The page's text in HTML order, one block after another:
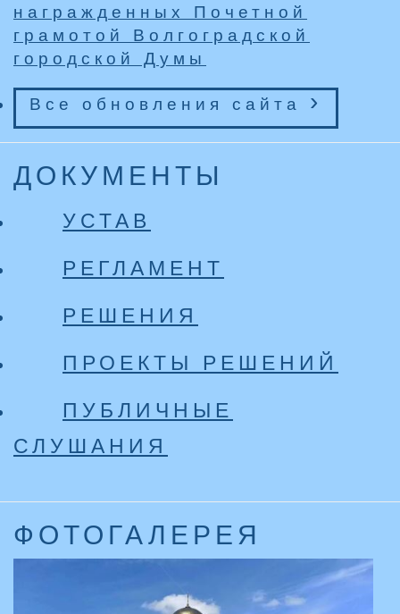
награжденных Почетной
грамотой Волгоградской
городской Думы
Все обновления cайта ›
ДОКУМЕНТЫ
УСТАВ
РЕГЛАМЕНТ
РЕШЕНИЯ
ПРОЕКТЫ РЕШЕНИЙ
ПУБЛИЧНЫЕ
СЛУШАНИЯ
ФОТОГАЛЕРЕЯ